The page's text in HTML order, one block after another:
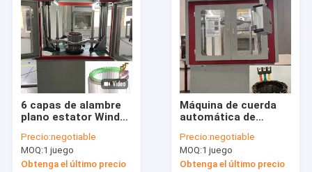
6 capas de alambre
plano estator Winder
de hacer máquina
ODM
Precio:negotiable
MOQ:1 juego
Obtenga el último precio
Máquina de cuerda
automática de
personalizada
Estator Winder
Pantalla táctil LCD
Precio:negotiable
MOQ:1 juego
Obtenga el último precio